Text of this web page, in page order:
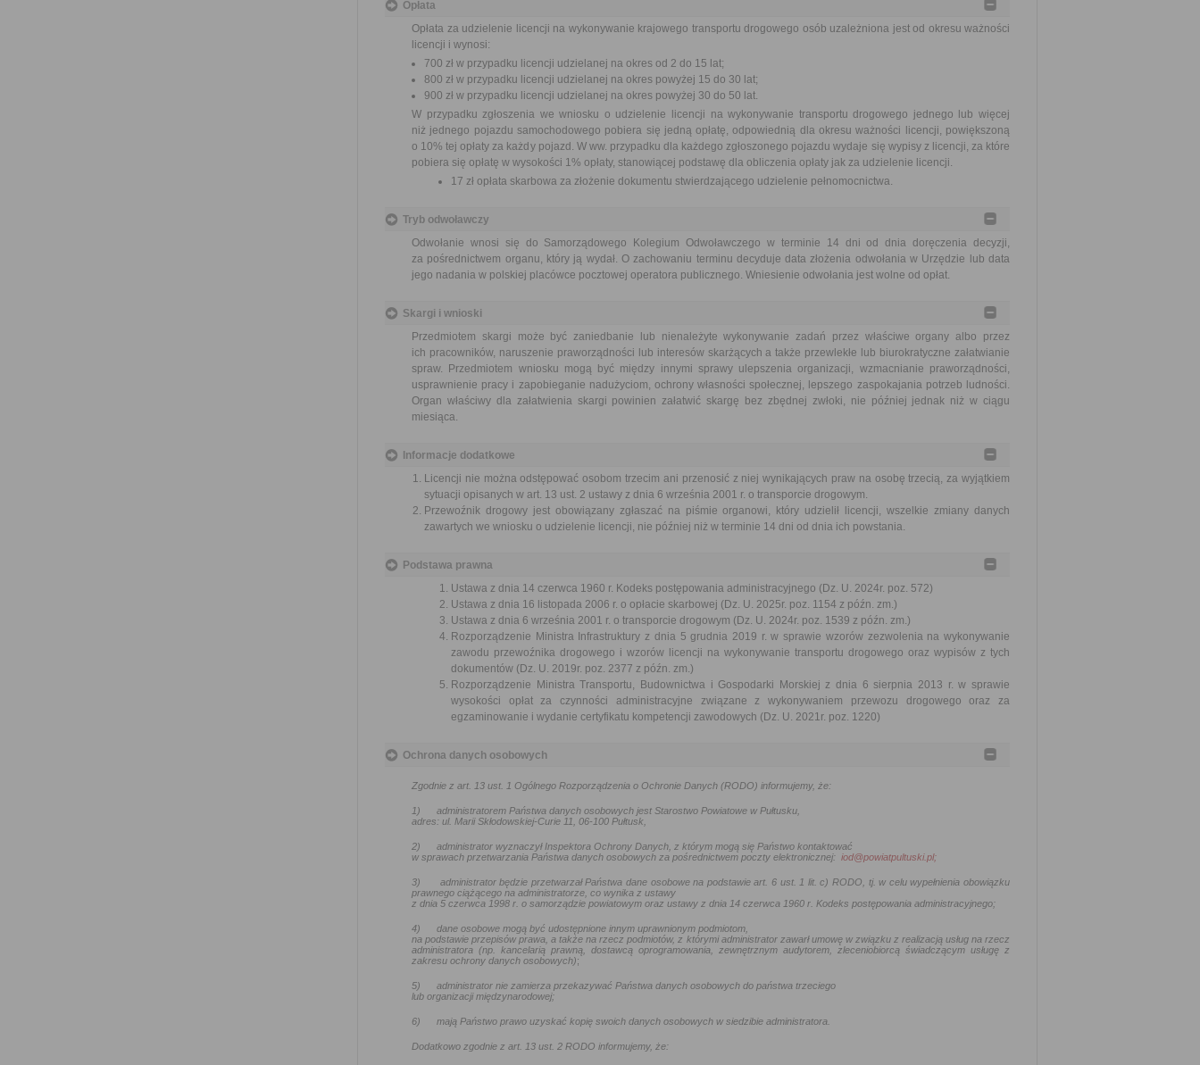
Opłata
Opłata za udzielenie licencji na wykonywanie krajowego transportu drogowego osób uzależniona jest od okresu ważności
licencji i wynosi:
700 zł w przypadku licencji udzielanej na okres od 2 do 15 lat;
800 zł w przypadku licencji udzielanej na okres powyżej 15 do 30 lat;
900 zł w przypadku licencji udzielanej na okres powyżej 30 do 50 lat.
W przypadku zgłoszenia we wniosku o udzielenie licencji na wykonywanie transportu drogowego jednego lub więcej
niż jednego pojazdu samochodowego pobiera się jedną opłatę, odpowiednią dla okresu ważności licencji, powiększoną
o 10% tej opłaty za każdy pojazd. W ww. przypadku dla każdego zgłoszonego pojazdu wydaje się wypisy z licencji, za które
pobiera się opłatę w wysokości 1% opłaty, stanowiącej podstawę dla obliczenia opłaty jak za udzielenie licencji.
17 zł opłata skarbowa za złożenie dokumentu stwierdzającego udzielenie pełnomocnictwa.
Tryb odwoławczy
Odwołanie wnosi się do Samorządowego Kolegium Odwoławczego w terminie 14 dni od dnia doręczenia decyzji,
za pośrednictwem organu, który ją wydał. O zachowaniu terminu decyduje data złożenia odwołania w Urzędzie lub data
jego nadania w polskiej placówce pocztowej operatora publicznego. Wniesienie odwołania jest wolne od opłat.
Skargi i wnioski
Przedmiotem skargi może być zaniedbanie lub nienależyte wykonywanie zadań przez właściwe organy albo przez
ich pracowników, naruszenie praworządności lub interesów skarżących a także przewlekłe lub biurokratyczne załatwianie
spraw. Przedmiotem wniosku mogą być między innymi sprawy ulepszenia organizacji, wzmacnianie praworządności,
usprawnienie pracy i zapobieganie nadużyciom, ochrony własności społecznej, lepszego zaspokajania potrzeb ludności.
Organ właściwy dla załatwienia skargi powinien załatwić skargę bez zbędnej zwłoki, nie później jednak niż w ciągu
miesiąca.
Informacje dodatkowe
Licencji nie można odstępować osobom trzecim ani przenosić z niej wynikających praw na osobę trzecią, za wyjątkiem
sytuacji opisanych w art. 13 ust. 2 ustawy z dnia 6 września 2001 r. o transporcie drogowym.
Przewoźnik drogowy jest obowiązany zgłaszać na piśmie organowi, który udzielił licencji, wszelkie zmiany danych
zawartych we wniosku o udzielenie licencji, nie później niż w terminie 14 dni od dnia ich powstania.
Podstawa prawna
Ustawa z dnia 14 czerwca 1960 r. Kodeks postępowania administracyjnego (Dz. U. 2024r. poz. 572)
Ustawa z dnia 16 listopada 2006 r. o opłacie skarbowej (Dz. U. 2025r. poz. 1154 z późn. zm.)
Ustawa z dnia 6 września 2001 r. o transporcie drogowym (Dz. U. 2024r. poz. 1539 z późn. zm.)
Rozporządzenie Ministra Infrastruktury z dnia 5 grudnia 2019 r. w sprawie wzorów zezwolenia na wykonywanie
zawodu przewoźnika drogowego i wzorów licencji na wykonywanie transportu drogowego oraz wypisów z tych
dokumentów (Dz. U. 2019r. poz. 2377 z późn. zm.)
Rozporządzenie Ministra Transportu, Budownictwa i Gospodarki Morskiej z dnia 6 sierpnia 2013 r. w sprawie
wysokości opłat za czynności administracyjne związane z wykonywaniem przewozu drogowego oraz za
egzaminowanie i wydanie certyfikatu kompetencji zawodowych (Dz. U. 2021r. poz. 1220)
Ochrona danych osobowych
Zgodnie z art. 13 ust. 1 Ogólnego Rozporządzenia o Ochronie Danych (RODO) informujemy, że:
1) administratorem Państwa danych osobowych jest Starostwo Powiatowe w Pułtusku,
adres: ul. Marii Skłodowskiej-Curie 11, 06-100 Pułtusk,
2) administrator wyznaczył Inspektora Ochrony Danych, z którym mogą się Państwo kontaktować
w sprawach przetwarzania Państwa danych osobowych za pośrednictwem poczty elektronicznej: iod@powiatpultuski.pl;
3) administrator będzie przetwarzał Państwa dane osobowe na podstawie art. 6 ust. 1 lit. c) RODO, tj.w celu wypełnienia obowiązku
prawnego ciążącego na administratorze, co wynika z ustawy
z dnia 5 czerwca 1998 r. o samorządzie powiatowym oraz ustawy z dnia 14 czerwca 1960 r. Kodeks postępowania administracyjnego;
4) dane osobowe mogą być udostępnione innym uprawnionym podmiotom,
na podstawie przepisów prawa, a także na rzecz podmiotów, z którymi administrator zawarł umowę w związku z realizacją usług na rzecz
administratora (np. kancelarią prawną, dostawcą oprogramowania, zewnętrznym audytorem, zleceniobiorcą świadczącym usługę z
zakresu ochrony danych osobowych);
5) administrator nie zamierza przekazywać Państwa danych osobowych do państwa trzeciego
lub organizacji międzynarodowej;
6) mają Państwo prawo uzyskać kopię swoich danych osobowych w siedzibie administratora.
Dodatkowo zgodnie z art. 13 ust. 2 RODO informujemy, że: